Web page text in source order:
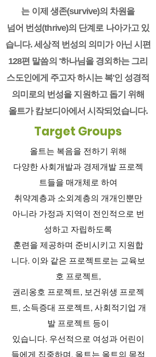
는 이제 생존(survive)의 차원을
넘어 번성(thrive)의 단계로 나아가고 있
습니다. 세상적 번성의 의미가 아닌 시편
128편 말씀의 '하나님을 경외하는 그리
스도인에게 주고자 하시는 복'인 성경적
의미로의 번성을 지원하고 돕기 위해
올트가 캄보디아에서 시작되었습니다.
Target Groups
올트는 복음을 전하기 위해
다양한 사회개발과 경제개발 프로젝
트들을 매개체로 하여
취약계층과 소외계층의 개개인뿐만
아니라 가정과 지역이 전인적으로 번
성하고 자립하도록
훈련을 제공하며 준비시키고 지원합
니다. 이와 같은 프로젝트로는 교육보
호 프로젝트,
권리옹호 프로젝트, 보건위생 프로젝
트, 소득증대 프로젝트, 사회적기업 개
발 프로젝트 등이
있습니다. 우선적으로 여성과 어린이
들에게 집중하며, 올트는 올트의 목적